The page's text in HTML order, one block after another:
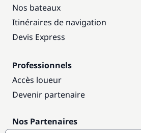
Nos bateaux
Itinéraires de navigation
Devis Express
Professionnels
Accès loueur
Devenir partenaire
Nos Partenaires